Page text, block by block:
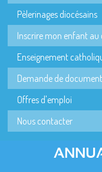
Pèlerinages diocésains
Inscrire mon enfant au
Enseignement
Demande de
Offres d'emploi
Nous contacter